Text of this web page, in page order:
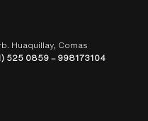
Huaquillay, Comas
525 0859 – 998173104